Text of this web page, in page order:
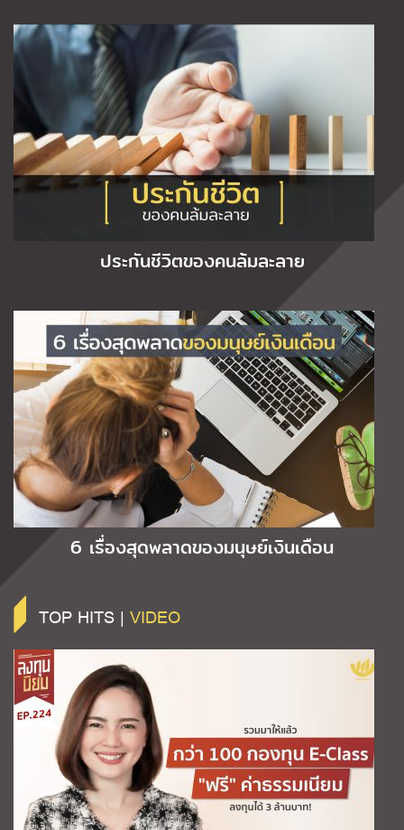
ประกันชีวิตของคนล้มละลาย
6 เรื่องสุดพลาดของมนุษย์เงินเดือน
TOP HITS | VIDEO